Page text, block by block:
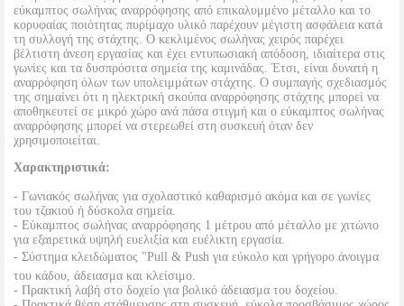
εύκαμπτος σωλήνας αναρρόφησης από επικαλυμμένο μέταλλο και το
κορυφαίας ποιότητας πυρίμαχο υλικό παρέχουν μέγιστη ασφάλεια κατά
τη συλλογή της στάχτης. Ο κεκλιμένος σωλήνας χειρός παρέχει
βέλτιστη άνεση εργασίας και έχει εντυπωσιακή απόδοση, ιδιαίτερα στις
γωνίες και τα δυσπρόσιτα σημεία της καμινάδας. Έτσι, είναι δυνατή η
αναρρόφηση όλων των υπολειμμάτων στάχτης. Ο συμπαγής σχεδιασμός
της σημαίνει ότι η ηλεκτρική σκούπα αναρρόφησης στάχτης μπορεί να
αποθηκευτεί σε μικρό χώρο ανά πάσα στιγμή και ο εύκαμπτος σωλήνας
αναρρόφησης μπορεί να στερεωθεί στη συσκευή όταν δεν
χρησιμοποιείται.
Χαρακτηριστικά:
- Γωνιακός σωλήνας για σχολαστικό καθαρισμό ακόμα και σε γωνίες
του τζακιού ή δύσκολα σημεία.
- Εύκαμπτος σωλήνας αναρρόφησης 1 μέτρου από μέταλλο με χιτώνιο
για εξαιρετικά υψηλή ευελιξία και ευέλικτη εργασία.
- Σύστημα κλειδώματος "Pull & Push για εύκολο και γρήγορο άνοιγμα
του κάδου, άδειασμα και κλείσιμο.
- Πρακτική λαβή στο δοχείο για βολικό άδειασμα του δοχείου.